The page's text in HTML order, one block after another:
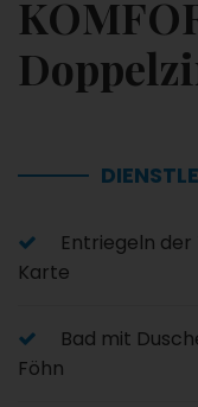
Entriegeln
Karte
Bad mit
Föhn